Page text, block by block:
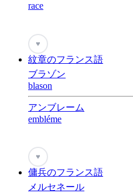
race
♥
紋章のフランス語
ブラゾン
blason
アンブレーム
embléme
♥
傭兵のフランス語
メルセネール